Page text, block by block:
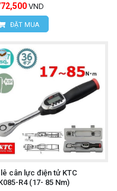
VND
ĐẶT MUA
cân lực điện tử KTC
R4 (17- 85 Nm)